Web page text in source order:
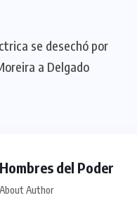
se desechó por
a Delgado
Hombres del Poder
About Author